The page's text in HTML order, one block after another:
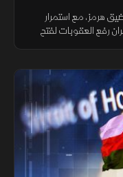
هرمز، مع استمرار
رفع العقوبات لفتح